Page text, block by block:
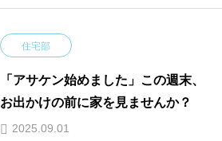
住宅部
「アサケン始めました」この週末、
お出かけの前に家を見ませんか？
2025.09.01